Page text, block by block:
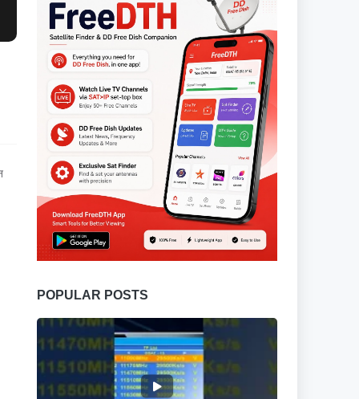
POPULAR POSTS